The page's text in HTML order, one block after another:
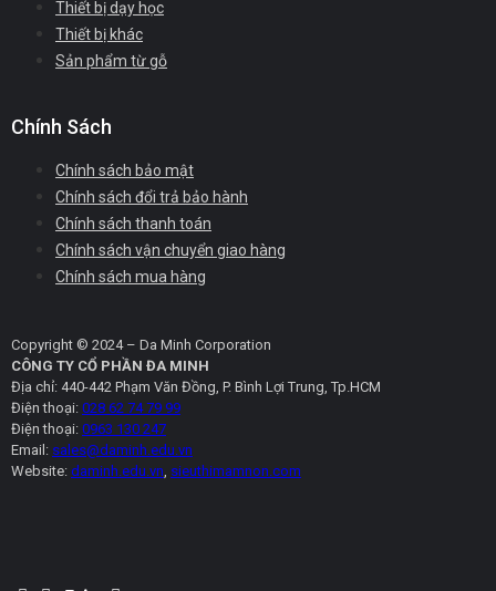
Thiết bị dạy học
Thiết bị khác
Sản phẩm từ gỗ
Chính Sách
Chính sách bảo mật
Chính sách đổi trả bảo hành
Chính sách thanh toán
Chính sách vận chuyển giao hàng
Chính sách mua hàng
Copyright © 2024 – Da Minh Corporation
CÔNG TY CỔ PHẦN ĐA MINH
Địa chỉ: 440-442 Phạm Văn Đồng, P. Bình Lợi Trung, Tp.HCM
Điện thoại: 028 62 74 79 99
Điện thoại: 0963 130 247
Email: sales@daminh.edu.vn
Website: daminh.edu.vn, sieuthimamnon.com